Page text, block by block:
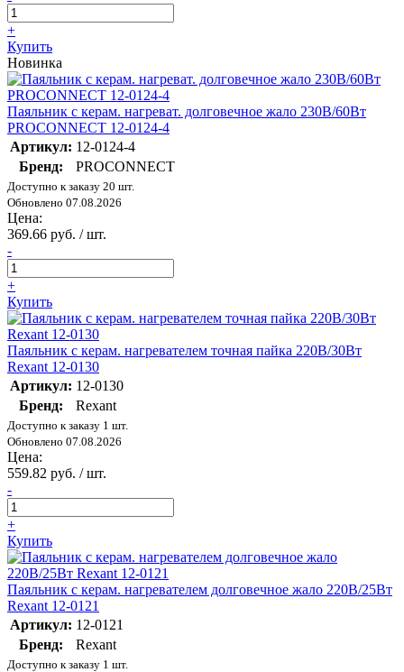
+
Купить
Новинка
Паяльник с керам. нагреват. долговечное жало 230В/60Вт
PROCONNECT 12-0124-4
Артикул: 12-0124-4
Бренд:
PROCONNECT
Доступно к заказу 20 шт.
Обновлено 07.08.2026
Цена:
369.66 руб. / шт.
-
+
Купить
Паяльник с керам. нагревателем точная пайка 220В/30Вт
Rexant 12-0130
Артикул: 12-0130
Бренд:
Rexant
Доступно к заказу 1 шт.
Обновлено 07.08.2026
Цена:
559.82 руб. / шт.
-
+
Купить
Паяльник с керам. нагревателем долговечное жало 220В/25Вт
Rexant 12-0121
Артикул: 12-0121
Бренд:
Rexant
Доступно к заказу 1 шт.